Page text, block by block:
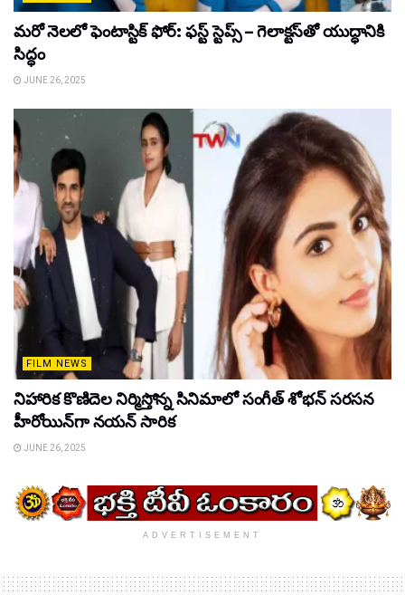
మరో నెలలో ఫెంటాస్టిక్ ఫోర్: ఫస్ట్ స్టెప్స్ – గెలాక్టస్‌తో యుద్ధానికి
సిద్ధం
JUNE 26, 2025
FILM NEWS
నిహారిక కొణిదెల నిర్మిస్తోన్న సినిమాలో సంగీత్ శోభన్ సరసన
హీరోయిన్‌గా నయన్ సారిక
JUNE 26, 2025
ADVERTISEMENT